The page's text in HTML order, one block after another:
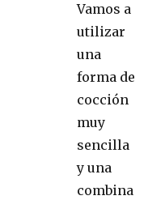
Vamos a
utilizar
una
forma de
cocción
muy
sencilla
y una
combina